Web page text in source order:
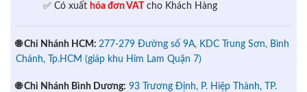
✅ Có xuất hóa đơn VAT cho Khách Hàng
🌐 Chi Nhánh HCM: 277-279 Đường số 9A, KDC Trung Sơn, Bình
Chánh, Tp.HCM (giáp khu Him Lam Quận 7)
🌐 Chi Nhánh Bình Dương: 93 Trương Định, P. Hiệp Thành, TP.